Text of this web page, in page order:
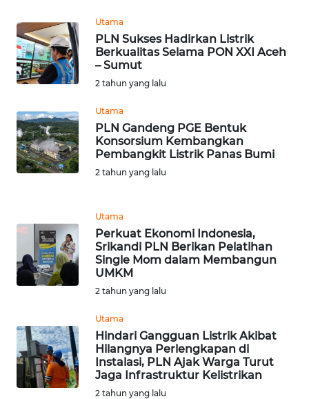
Utama
PLN Sukses Hadirkan Listrik
Berkualitas Selama PON XXI Aceh
– Sumut
2 tahun yang lalu
Utama
PLN Gandeng PGE Bentuk
Konsorsium Kembangkan
Pembangkit Listrik Panas Bumi
2 tahun yang lalu
Utama
Perkuat Ekonomi Indonesia,
Srikandi PLN Berikan Pelatihan
Single Mom dalam Membangun
UMKM
2 tahun yang lalu
Utama
Hindari Gangguan Listrik Akibat
Hilangnya Perlengkapan di
Instalasi, PLN Ajak Warga Turut
Jaga Infrastruktur Kelistrikan
2 tahun yang lalu
WN
TAPANULI
UTARA
SAMOSIR
WN
PADANG
SUMEDANG
WN
CIANJUR
KEPULAUAN
SERIBU
WN